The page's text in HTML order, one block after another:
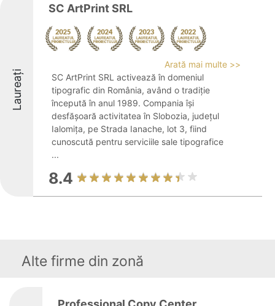
Laureați
SC ArtPrint SRL
Arată mai multe >>
SC ArtPrint SRL activează în domeniul
tipografic din România, având o tradiție
începută în anul 1989. Compania își
desfășoară activitatea în Slobozia, județul
Ialomița, pe Strada Ianache, lot 3, fiind
cunoscută pentru serviciile sale tipografice
...
8.4
Alte firme din zonă